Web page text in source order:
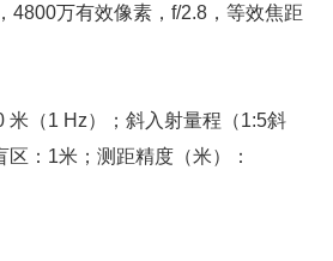
4800万有效像素，f/2.8，等效焦距
米（1 Hz）；斜入射量程（1:5斜
：1米；测距精度（米）：